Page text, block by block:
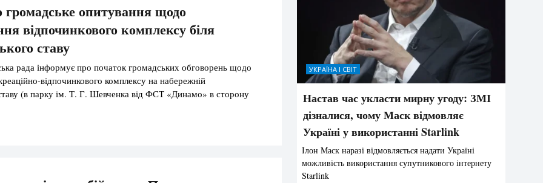
громадське опитування щодо
відпочинкового комплексу біля
ставу
рада інформує про початок громадських обговорень щодо
відпочинкового комплексу на набережній
(в парку ім. Т. Г. Шевченка від ФСТ «Динамо» в сторону
УКРАЇНА І СВІТ
Настав час укласти мирну угоду: ЗМІ
дізналися, чому Маск відмовляє
Україні у використанні Starlink
Ілон Маск наразі відмовляється надати Україні
можливість використання супутникового інтернету
Starlink